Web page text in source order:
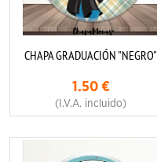
CHAPA GRADUACIÓN "NEGRO"
1.50€
(I.V.A. incluido)